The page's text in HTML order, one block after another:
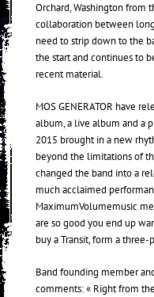
Orchard, Washington from
collaboration between
need to strip down to the
the start and continues to
recent material.
MOS GENERATOR have
album, a live album and a
2015 brought in a new
beyond the limitations of
changed the band into a
much acclaimed
MaximumVolumemusic
are so good you end up
buy a Transit, form a
Band founding member
comments: « Right from